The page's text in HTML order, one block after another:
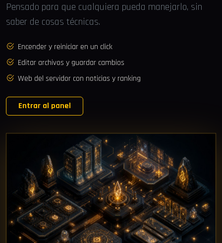
Pensado para que cualquiera pueda manejarlo, sin
saber de cosas técnicas.
Encender y reiniciar en un click
Editar archivos y guardar cambios
Web del servidor con noticias y ranking
Entrar al panel